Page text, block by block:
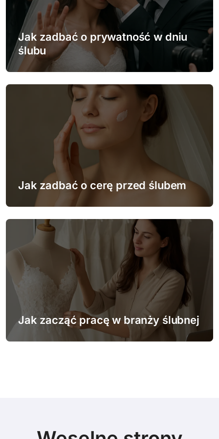
a
p
i
s
Jak zadbać o prywatność w dniu
ślubu
Jak zadbać o cerę przed ślubem
Jak zacząć pracę w branży ślubnej